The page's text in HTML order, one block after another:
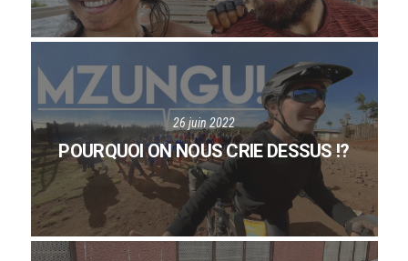
26 juin 2022
POURQUOI ON NOUS CRIE DESSUS !?